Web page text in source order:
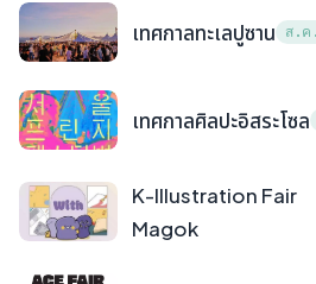
เทศกาลทะเลปูซาน ส.
เทศกาลศิลปะอิสระโซล
K-Illustration Fair
Magok